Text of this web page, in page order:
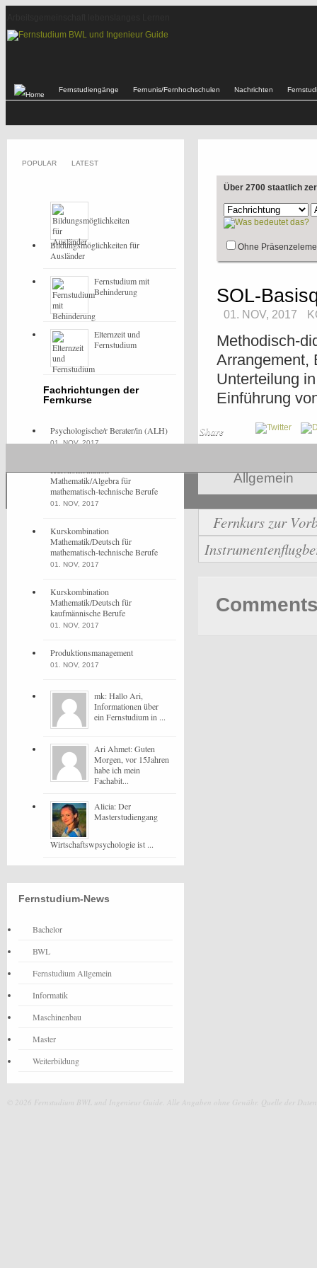
Fernstudiengänge Fernunis/Fernhochschulen Nachrichten
Über 2700 staatlich
Ohne
SOL-
01. NOV, 2017
Methodisch-
Arrangement,
Unterteilung
Einführung
Share
Allgemein
Fernkurs zur
POPULAR LATEST
Bildungsmöglichkeiten für
Ausländer
Fernstudium mit
Behinderung
Elternzeit und
Fernstudium
Fachrichtungen der
Fernkurse
Psychologische/r Berater/in (ALH)
01. NOV, 2017
Kurskombination
Mathematik/Algebra für
mathematisch-technische Berufe
01. NOV, 2017
Kurskombination
Mathematik/Deutsch für
mathematisch-technische Berufe
01. NOV, 2017
Kurskombination
Mathematik/Deutsch für
kaufmännische Berufe
01. NOV, 2017
Produktionsmanagement
01. NOV, 2017
mk: Hallo Ari,
Informationen über
ein Fernstudium in ...
Ari Ahmet: Guten
Morgen, vor 15Jahren
habe ich mein
Fachabit...
Alicia: Der
Masterstudiengang
Wirtschaftswpsychologie ist ...
Fernstudium-News
Bachelor
BWL
Fernstudium Allgemein
Informatik
Maschinenbau
Master
Weiterbildung
© 2026 Fernstudium BWL und Ingenieur Guide. Alle Angaben ohne Gewähr. Quelle der